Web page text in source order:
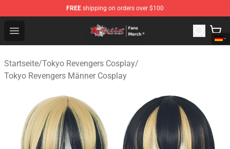
FREE shipping on orders over $100
Open menu
Tokyo Revengers Store - Official Tokyo Revengers
Startseite/Tokyo Revengers Cosplay/
Tokyo Revengers Männer Cosplay